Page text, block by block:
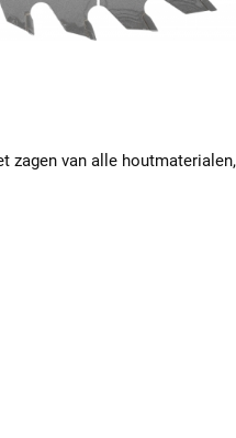
zagen van alle